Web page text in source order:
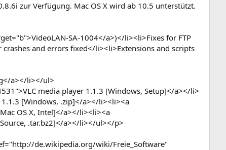
zur Verfügung. Mac OS X wird ab 10.5 unterstützt.
SA-1004</a>)</li><li>Fixes for FTP
and errors fixed</li><li>Extensions and scripts
a></li></ul>
media player 1.1.3 [Windows, Setup]</a></li>
[Windows, .zip]</a></li><li><a
OS X, Intel]</a></li><li><a
.tar.bz2]</a></li></ul></p>
de.wikipedia.org/wiki/Freie_Software"